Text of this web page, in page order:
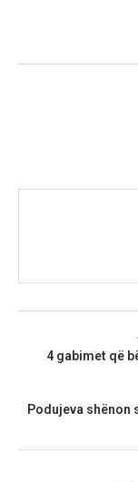
4 gabimet që
Podujeva shënon